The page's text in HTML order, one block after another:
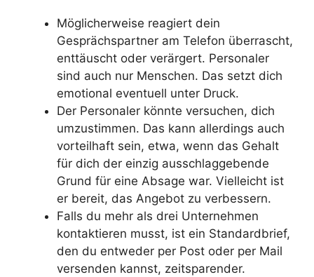
Möglicherweise reagiert dein
Gesprächspartner am Telefon überrascht,
enttäuscht oder verärgert. Personaler
sind auch nur Menschen. Das setzt dich
emotional eventuell unter Druck.
Der Personaler könnte versuchen, dich
umzustimmen. Das kann allerdings auch
vorteilhaft sein, etwa, wenn das Gehalt
für dich der einzig ausschlaggebende
Grund für eine Absage war. Vielleicht ist
er bereit, das Angebot zu verbessern.
Falls du mehr als drei Unternehmen
kontaktieren musst, ist ein Standardbrief,
den du entweder per Post oder per Mail
versenden kannst, zeitsparender.